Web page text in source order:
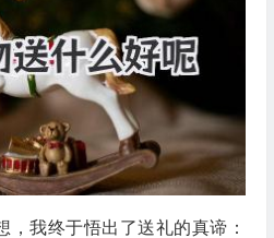
，我终于悟出了送礼的真谛：